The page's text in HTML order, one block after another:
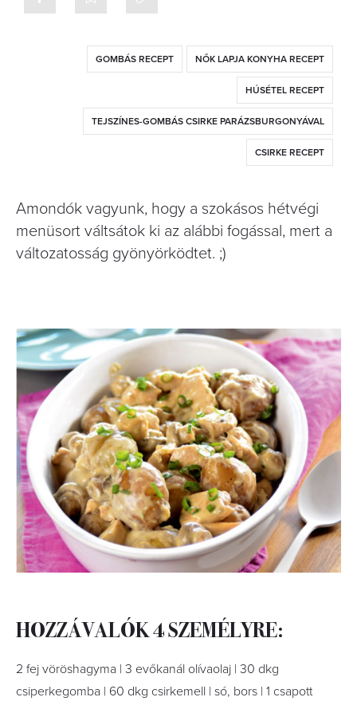
GOMBÁS RECEPT NŐK LAPJA KONYHA RECEPT
HÚSÉTEL RECEPT
TEJSZÍNES-GOMBÁS CSIRKE PARÁZSBURGONYÁVAL
CSIRKE RECEPT
Amondók vagyunk, hogy a szokásos hétvégi
menüsort váltsátok ki az alábbi fogással, mert a
változatosság gyönyörködtet. ;)
HOZZÁVALÓK 4 SZEMÉLYRE:
2 fej vöröshagyma | 3 evőkanál olívaolaj | 30 dkg
csiperkegomba | 60 dkg csirkemell | só, bors | 1 csapott